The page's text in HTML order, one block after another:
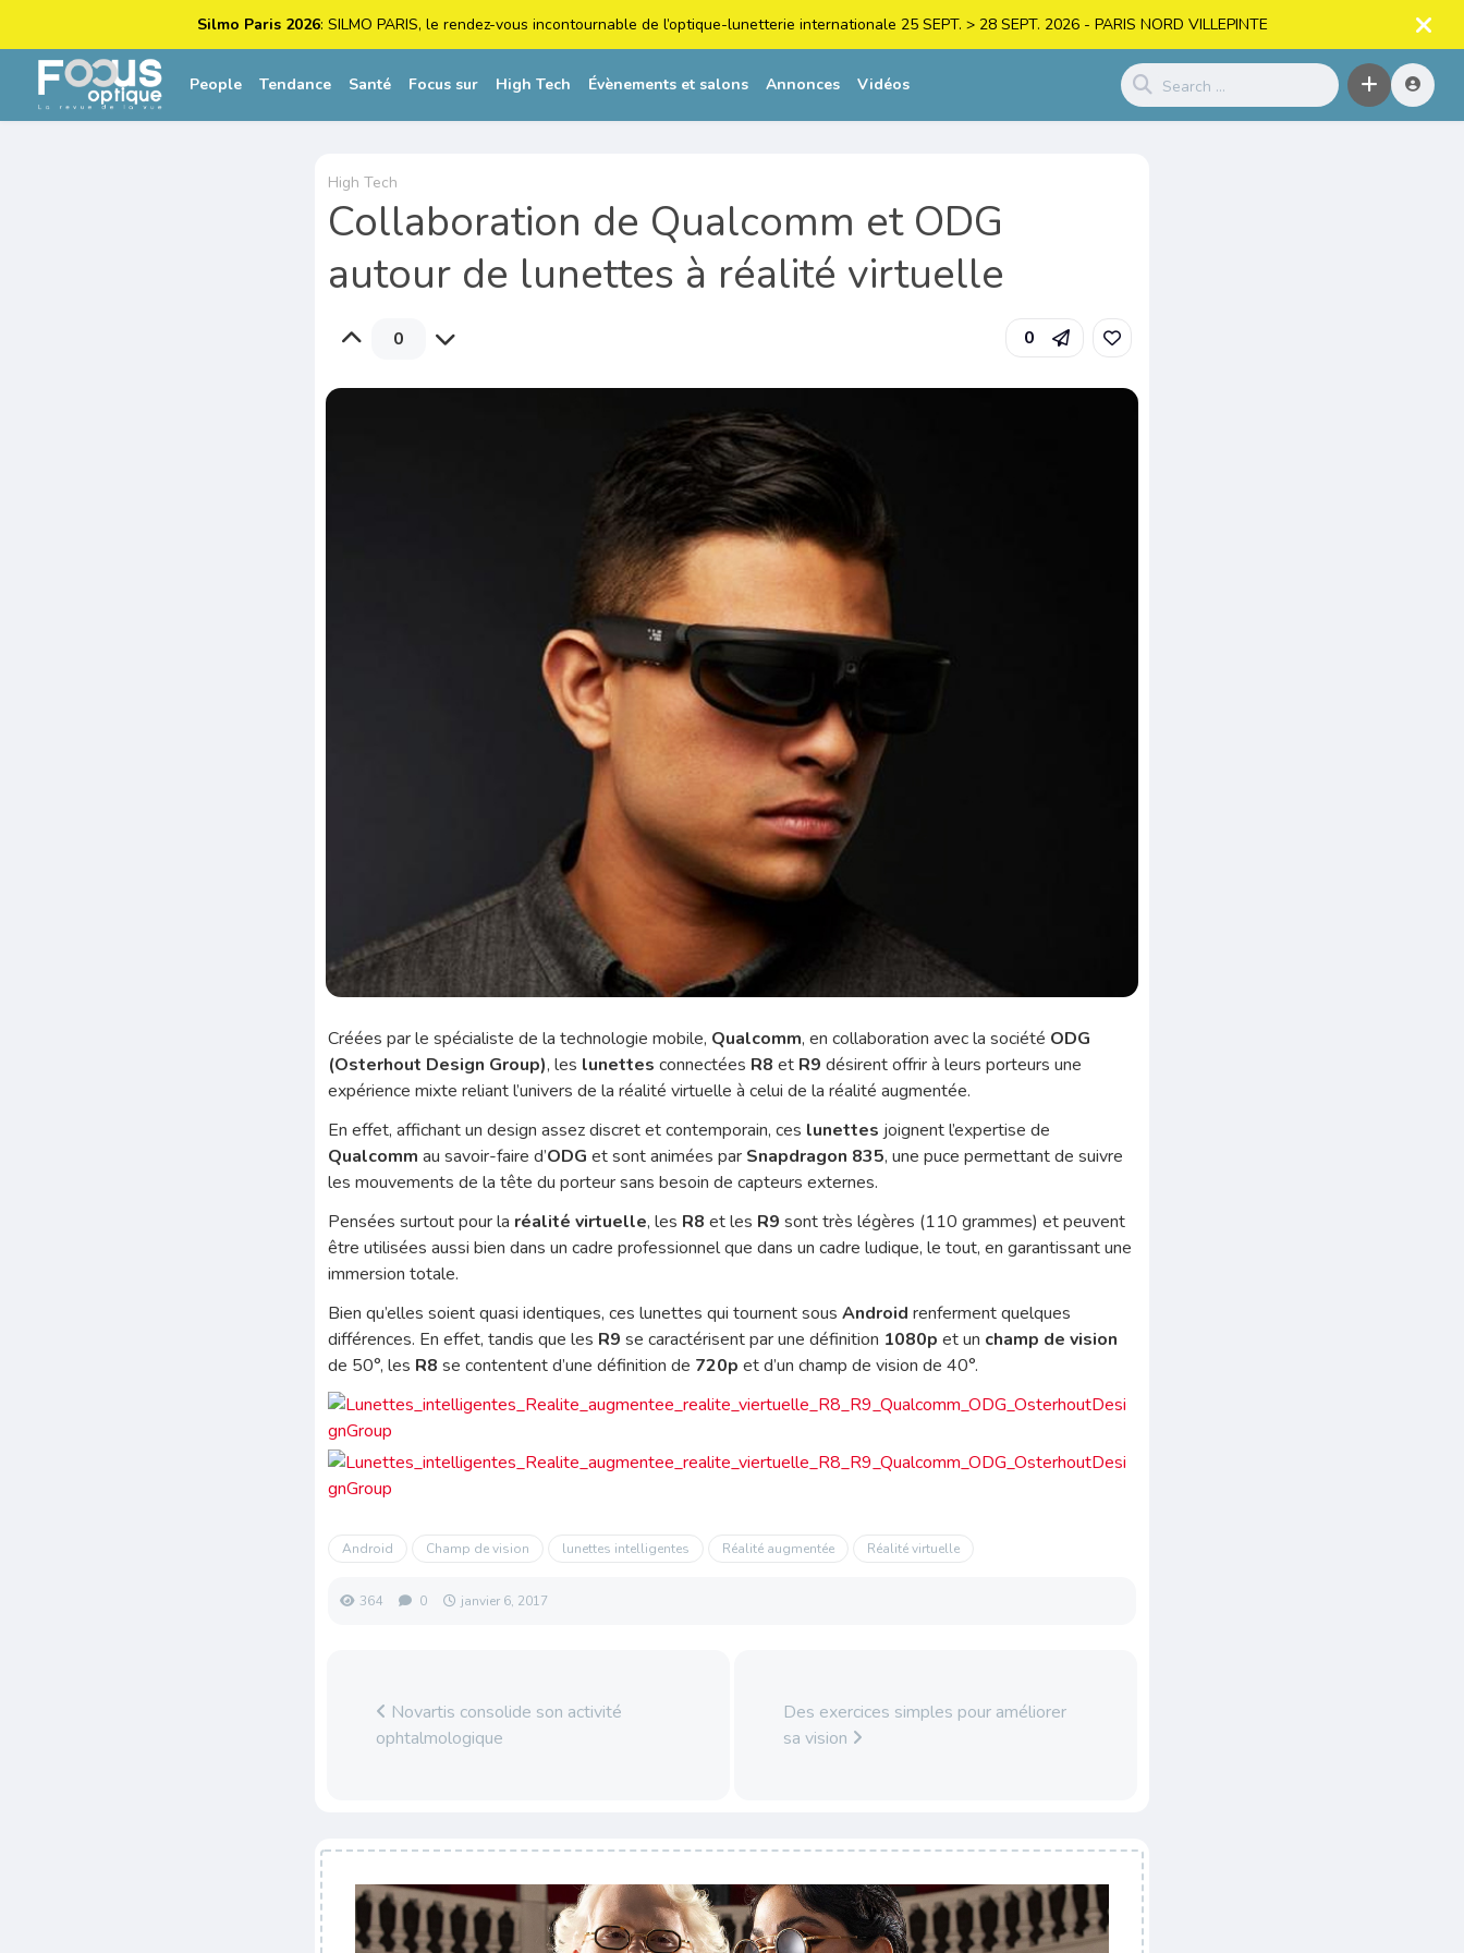
Silmo Paris 2026: SILMO PARIS, le rendez-vous incontournable de l’optique-lunetterie internationale 25 SEPT. > 28 SEPT. 2026 - PARIS NORD VILLEPINTE
People Tendance Santé Focus sur High Tech Évènements et salons Annonces Vidéos
High Tech
Collaboration de Qualcomm et ODG
autour de lunettes à réalité virtuelle
0 0
Créées par le spécialiste de la technologie mobile, Qualcomm, en collaboration avec la société ODG
(Osterhout Design Group), les lunettes connectées R8 et R9désirent offrir à leurs porteurs une
expérience mixte reliant l’univers de la réalité virtuelle à celui de la réalité augmentée.
En effet, affichant un design assez discret et contemporain, ces lunettes joignent l’expertise de
Qualcomm au savoir-faire d’ODG et sont animées par Snapdragon 835, une puce permettant de suivre
les mouvements de la tête du porteur sans besoin de capteurs externes.
Pensées surtout pour la réalité virtuelle, les R8et les R9 sont très légères (110 grammes) et peuvent
être utilisées aussi bien dans un cadre professionnel que dans un cadre ludique, le tout, en garantissant une
immersion totale.
Bien qu’elles soient quasi identiques, ces lunettes qui tournent sousAndroid renferment quelques
différences. En effet, tandis que les R9se caractérisent par une définition 1080p et un champ de vision
de 50°, les R8 se contentent d’une définition de 720pet d’un champ de vision de 40°.
Android Champ de vision lunettes intelligentes Réalité augmentée Réalité virtuelle
364 0 janvier 6, 2017
Novartis consolide son activité
ophtalmologique
Des exercices simples pour améliorer
sa vision